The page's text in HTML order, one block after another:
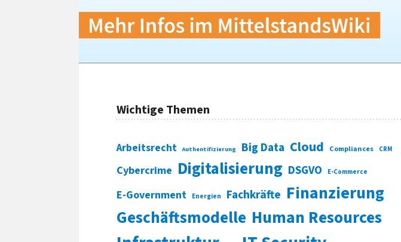
Wichtige Themen
Arbeitsrecht Authentifizierung Big Data Cloud Compliances CRM
Cybercrime Digitalisierung DSGVO E-Commerce
E-Government Energien Fachkräfte Finanzierung
Geschäftsmodelle Human Resources